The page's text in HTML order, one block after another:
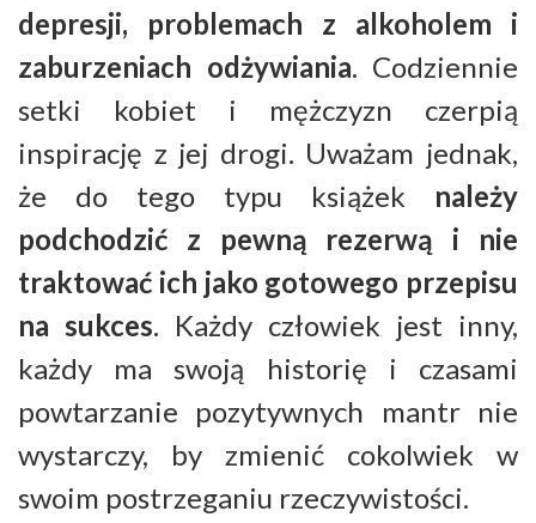
depresji, problemach z alkoholem i
zaburzeniach odżywiania. Codziennie
setki kobiet i mężczyzn czerpią
inspirację z jej drogi. Uważam jednak,
że do tego typu książek należy
podchodzić z pewną rezerwą i nie
traktować ich jako gotowego przepisu
na sukces. Każdy człowiek jest inny,
każdy ma swoją historię i czasami
powtarzanie pozytywnych mantr nie
wystarczy, by zmienić cokolwiek w
swoim postrzeganiu rzeczywistości.